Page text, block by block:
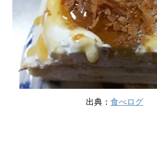
出典： 食べログ